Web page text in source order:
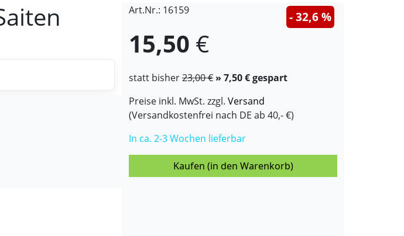
Art.Nr.: 16159
15,50 €
statt bisher23,00 € » 7,50 € gespart
- 32,6 %
Preise inkl. MwSt. zzgl. Versand
(Versandkostenfrei nach DE ab 40,- €)
In ca. 2-3 Wochen lieferbar
Kaufen (in den Warenkorb)